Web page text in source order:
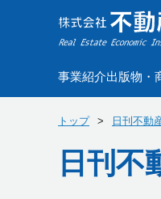
事業紹介出版物・
トップ 日刊不動
日刊不